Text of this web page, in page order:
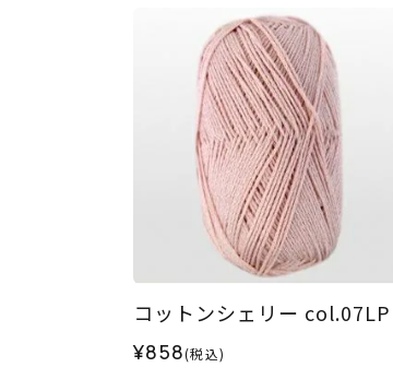
コットンシェリー col.07LP
¥858(税込)